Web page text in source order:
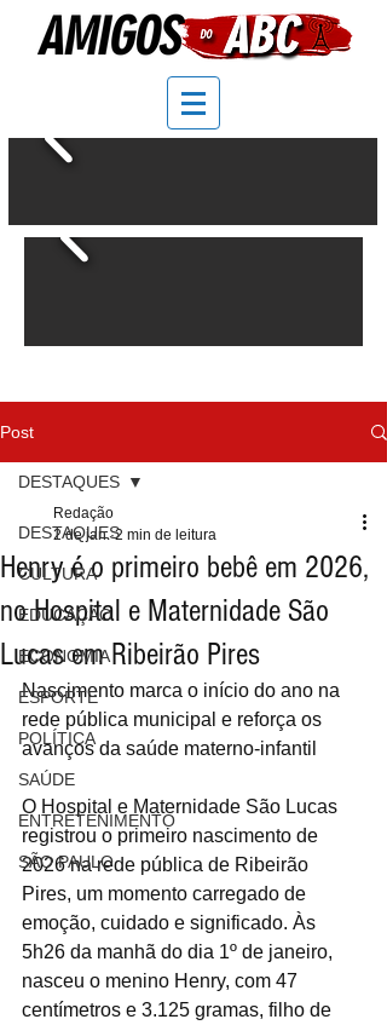
Post
DESTAQUES
CULTURA
EDUCAÇÃO
ECONOMIA
ESPORTE
POLÍTICA
SAÚDE
ENTRETENIMENTO
SÃO PAULO
DESTAQUES
Henry é o primeiro bebê em 2026,
no Hospital e Maternidade São
Lucas em Ribeirão Pires
Redação
2 de jan. 2 min de leitura
Nascimento marca o início do ano na
rede pública municipal e reforça os
avanços da saúde materno-infantil
O Hospital e Maternidade São Lucas
registrou o primeiro nascimento de
2026 na rede pública de Ribeirão
Pires, um momento carregado de
emoção, cuidado e significado. Às
5h26 da manhã do dia 1º de janeiro,
nasceu o menino Henry, com 47
centímetros e 3.125 gramas, filho de